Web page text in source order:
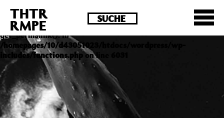
Deprecated : Die Funktion post_permalink ist seit
Version 4.4.0 veraltet! Verwende stattdessen
get_permalink(). in
/homepages/10/d43051023/htdocs/wordpress/wp-
includes/functions.phpon line
THTR
RMPE